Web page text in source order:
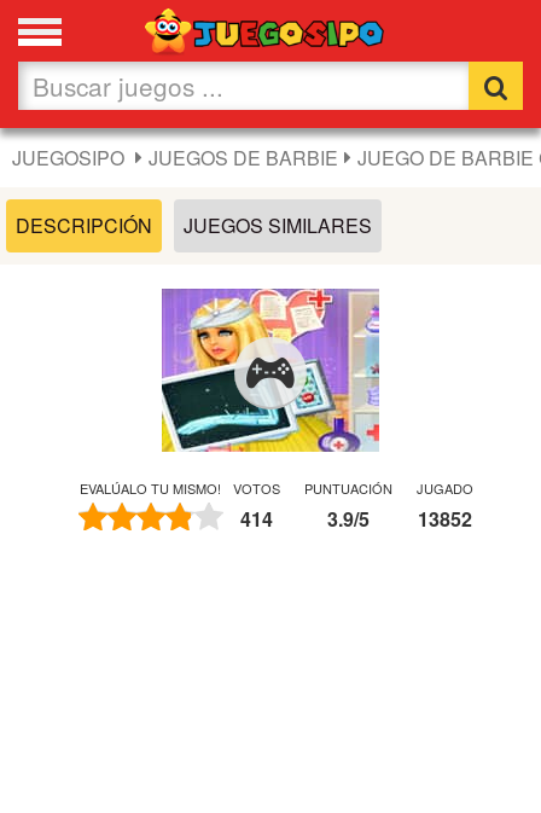
Favoritos
Nuevos
Flash
Chicas
Fútbol
JUEGOSIPO JUEGOS DE BARBIE JUEGO DE
DESCRIPCIÓN JUEGOS SIMILARES
EVALÚALO TU MISMO! VOTOS
414
PUNTUACIÓN
3.9/5
JUGADO
13852